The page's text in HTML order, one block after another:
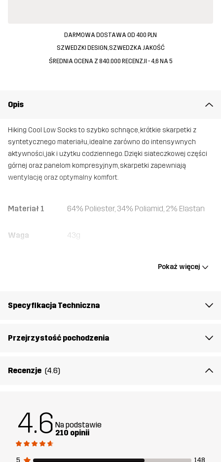
DARMOWA DOSTAWA OD 400 PLN
SZWEDZKI DESIGN, SZWEDZKA JAKOŚĆ
ŚREDNIA OCENA Z 840.000 RECENZJI - 4,6 NA 5
Opis
Hiking Cool Low Socks to szybko schnące, krótkie skarpetki z
syntetycznego materiału, idealne zarówno do intensywnych
aktywności, jak i użytku codziennego. Dzięki siateczkowej części
górnej oraz panelom kompresyjnym, skarpetki zapewniają
wentylację oraz optymalny komfort.
Materiał 1 64% Poliester, 34% Poliamid, 2% Elastan
Waga 43g
artykułu
Pokaż więcej
Specyfikacja Techniczna
Przejrzystość pochodzenia
Recenzje (4.6)
4.6 Na podstawie
210 opinii
5
148